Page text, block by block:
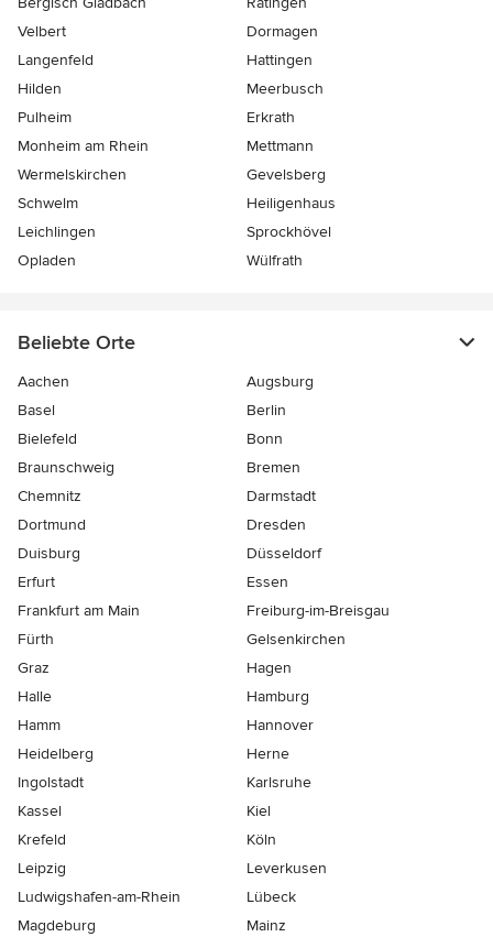
Velbert
Dormagen
Langenfeld
Hattingen
Hilden
Meerbusch
Pulheim
Erkrath
Monheim am Rhein
Mettmann
Wermelskirchen
Gevelsberg
Schwelm
Heiligenhaus
Leichlingen
Sprockhövel
Opladen
Wülfrath
Beliebte Orte
Aachen
Augsburg
Basel
Berlin
Bielefeld
Bonn
Braunschweig
Bremen
Chemnitz
Darmstadt
Dortmund
Dresden
Duisburg
Düsseldorf
Erfurt
Essen
Frankfurt am Main
Freiburg-im-Breisgau
Fürth
Gelsenkirchen
Graz
Hagen
Halle
Hamburg
Hamm
Hannover
Heidelberg
Herne
Ingolstadt
Karlsruhe
Kassel
Kiel
Krefeld
Köln
Leipzig
Leverkusen
Ludwigshafen-am-Rhein
Lübeck
Magdeburg
Mainz